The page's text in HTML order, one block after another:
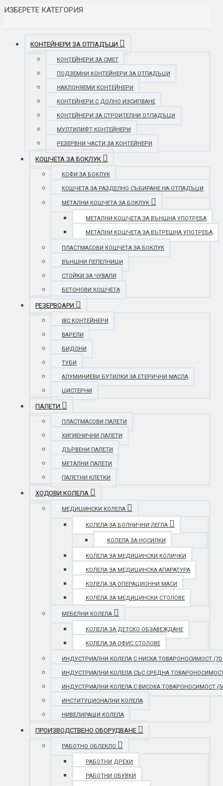
ИЗБЕРЕТЕ КАТЕГОРИЯ
КОНТЕЙНЕРИ ЗА ОТПАДЪЦИ
КОНТЕЙНЕРИ ЗА СМЕТ
ПОДЗЕМНИ КОНТЕЙНЕРИ ЗА ОТПАДЪЦИ
НАКЛОНЯЕМИ КОНТЕЙНЕРИ
КОНТЕЙНЕРИ С ДОЛНО ИЗСИПВАНЕ
КОНТЕЙНЕРИ ЗА СТРОИТЕЛНИ ОТПАДЪЦИ
МУЛТИЛИФТ КОНТЕЙНЕРИ
РЕЗЕРВНИ ЧАСТИ ЗА КОНТЕЙНЕРИ
КОШЧЕТА ЗА БОКЛУК
КОФИ ЗА БОКЛУК
КОШЧЕТА ЗА РАЗДЕЛНО СЪБИРАНЕ НА ОТПАДЪЦИ
МЕТАЛНИ КОШЧЕТА ЗА БОКЛУК
МЕТАЛНИ КОШЧЕТА ЗА ВЪНШНА УПОТРЕБА
МЕТАЛНИ КОШЧЕТА ЗА ВЪТРЕШНА УПОТРЕБА
ПЛАСТМАСОВИ КОШЧЕТА ЗА БОКЛУК
ВЪНШНИ ПЕПЕЛНИЦИ
СТОЙКИ ЗА ЧУВАЛИ
БЕТОНОВИ КОШЧЕТА
РЕЗЕРВОАРИ
IBC КОНТЕЙНЕРИ
ВАРЕЛИ
БИДОНИ
ТУБИ
АЛУМИНИЕВИ БУТИЛКИ ЗА ЕТЕРИЧНИ МАСЛА
ЦИСТЕРНИ
ПАЛЕТИ
ПЛАСТМАСОВИ ПАЛЕТИ
ХИГИЕНИЧНИ ПАЛЕТИ
ДЪРВЕНИ ПАЛЕТИ
МЕТАЛНИ ПАЛЕТИ
ПАЛЕТНИ КЛЕТКИ
ХОДОВИ КОЛЕЛА
МЕДИЦИНСКИ КОЛЕЛА
КОЛЕЛА ЗА БОЛНИЧНИ ЛЕГЛА
КОЛЕЛА ЗА НОСИЛКИ
КОЛЕЛА ЗА МЕДИЦИНСКИ КОЛИЧКИ
КОЛЕЛА ЗА МЕДИЦИНСКА АПАРАТУРА
КОЛЕЛА ЗА ОПЕРАЦИОННИ МАСИ
КОЛЕЛА ЗА МЕДИЦИНСКИ СТОЛОВЕ
МЕБЕЛНИ КОЛЕЛА
КОЛЕЛА ЗА ДЕТСКО ОБЗАВЕЖДАНЕ
КОЛЕЛА ЗА ОФИС СТОЛОВЕ
ИНДУСТРИАЛНИ КОЛЕЛА С НИСКА ТОВАРОНОСИМОСТ (70 -
ИНДУСТРИАЛНИ КОЛЕЛА СЪС СРЕДНА ТОВАРОНОСИМОСТ
ИНДУСТРИАЛНИ КОЛЕЛА С ВИСОКА ТОВАРОНОСИМОСТ
ИНСТИТУЦИОНАЛНИ КОЛЕЛА
НИВЕЛИРАЩИ КОЛЕЛА
ПРОИЗВОДСТВЕНО ОБОРУДВАНЕ
РАБОТНО ОБЛЕКЛО
РАБОТНИ ДРЕХИ
РАБОТНИ ОБУВКИ